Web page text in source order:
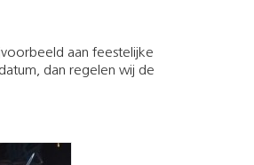
aan feestelijke
dan regelen wij de